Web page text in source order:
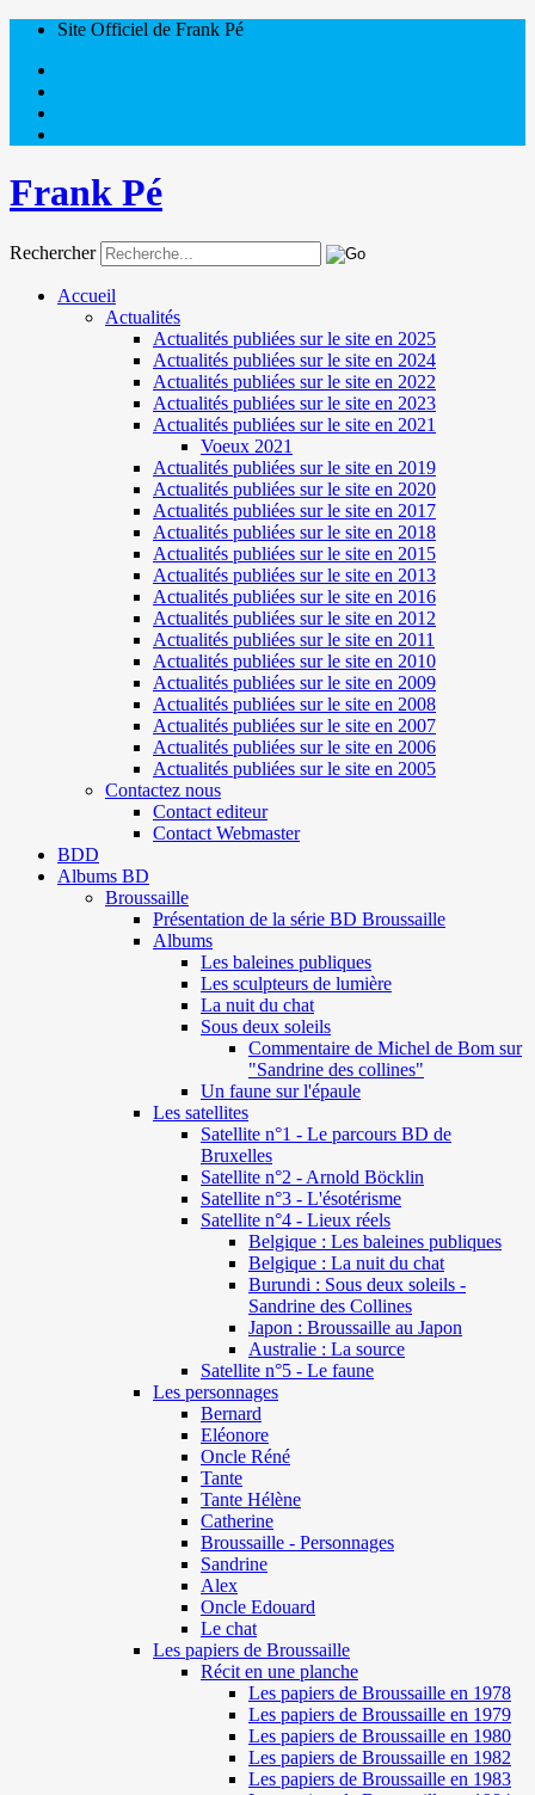
Site Officiel de Frank Pé
Frank Pé
Rechercher
Accueil
Actualités
Actualités publiées sur le site en 2025
Actualités publiées sur le site en 2024
Actualités publiées sur le site en 2022
Actualités publiées sur le site en 2023
Actualités publiées sur le site en 2021
Voeux 2021
Actualités publiées sur le site en 2019
Actualités publiées sur le site en 2020
Actualités publiées sur le site en 2017
Actualités publiées sur le site en 2018
Actualités publiées sur le site en 2015
Actualités publiées sur le site en 2013
Actualités publiées sur le site en 2016
Actualités publiées sur le site en 2012
Actualités publiées sur le site en 2011
Actualités publiées sur le site en 2010
Actualités publiées sur le site en 2009
Actualités publiées sur le site en 2008
Actualités publiées sur le site en 2007
Actualités publiées sur le site en 2006
Actualités publiées sur le site en 2005
Contactez nous
Contact editeur
Contact Webmaster
BDD
Albums BD
Broussaille
Présentation de la série BD Broussaille
Albums
Les baleines publiques
Les sculpteurs de lumière
La nuit du chat
Sous deux soleils
Commentaire de Michel de Bom sur
"Sandrine des collines"
Un faune sur l'épaule
Les satellites
Satellite n°1 - Le parcours BD de
Bruxelles
Satellite n°2 - Arnold Böcklin
Satellite n°3 - L'ésotérisme
Satellite n°4 - Lieux réels
Belgique : Les baleines publiques
Belgique : La nuit du chat
Burundi : Sous deux soleils -
Sandrine des Collines
Japon : Broussaille au Japon
Australie : La source
Satellite n°5 - Le faune
Les personnages
Bernard
Eléonore
Oncle Réné
Tante
Tante Hélène
Catherine
Broussaille - Personnages
Sandrine
Alex
Oncle Edouard
Le chat
Les papiers de Broussaille
Récit en une planche
Les papiers de Broussaille en 1978
Les papiers de Broussaille en 1979
Les papiers de Broussaille en 1980
Les papiers de Broussaille en 1982
Les papiers de Broussaille en 1983